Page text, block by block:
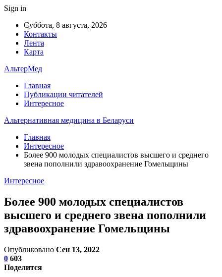
Sign in
Суббота, 8 августа, 2026
Контакты
Лента
Карта
АльтерМед
Главная
Публикации читателей
Интересное
Альтернативная медицина в Беларуси
Главная
Интересное
Более 900 молодых специалистов высшего и среднего
звена пополнили здравоохранение Гомельщины
Интересное
Более 900 молодых специалистов
высшего и среднего звена пополнили
здравоохранение Гомельщины
Опубликовано Сен 13, 2022
0 603
Поделится